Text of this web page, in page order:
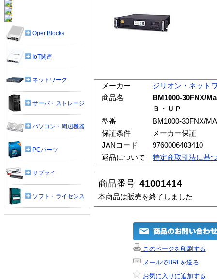
メーカー
ジリオン・ネット
商品名
BM1000-30FNX/
Ｂ・ＵＰ
型番
BM1000-30FNX/
保証条件
メーカー保証
JANコード
9760006403410
返品について
特定商取引法に基
商品番号 41001414
本商品は販売を終了しました
このページを印刷する
メールでURLを送る
お気に入りに追加する
OpenBlocks
IoT関連
ネットワーク
サーバ・ストレージ
パソコン・周辺機器
PCパーツ
サプライ
ソフト・ライセンス